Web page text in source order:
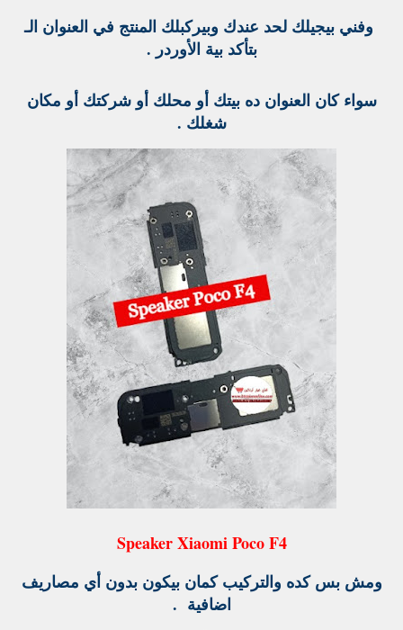
وفني بيجيلك لحد عندك وبيركبلك المنتج في العنوان الـ
بتأكد بية الأوردر .
سواء كان العنوان ده بيتك أو محلك أو شركتك أو مكان
شغلك .
Speaker Xiaomi Poco F4
ومش بس كده والتركيب كمان بيكون بدون أي مصاريف
اضافية .